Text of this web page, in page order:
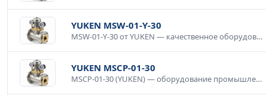
YUKEN MSW-01-Y-30
MSW-01-Y-30 от YUKEN — качественное оборудование для промышленных систем и технологических процессов. Надежная работа в широком диапазоне условий, простота интеграции, совместимость со стандартным оборудованием. Применяется в производственной автоматике, системах мониторинга и управления. Гарантия производителя, техническая поддержка.
YUKEN MSCP-01-30
MSCP-01-30 (YUKEN) — оборудование промышленного класса с гарантией качества. Надежная конструкция, продолжительный срок службы, соответствие международным стандартам. Используется в промышленной автоматике, системах диспетчеризации, производственном оборудовании. Доставка по России, консультация специалиста.